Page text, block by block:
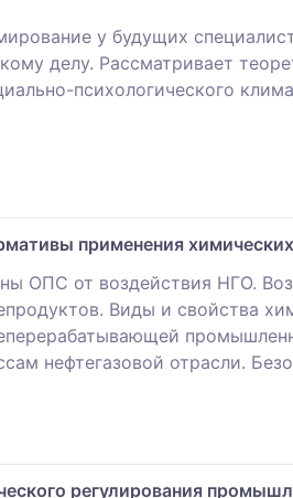
у будущих
делу. Рассматривает
психологического
применения
ОПС от воздействия НГО.
Виды и свойства
нефтегазовой отрасли.
регулирования